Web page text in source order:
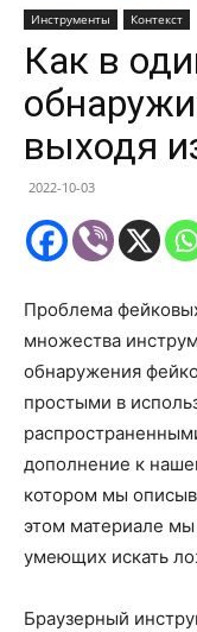
Инструменты Контекст
Как в
выходя
2022-10-03
Проблема
множества
обнаружения
простыми в
дополнение к
котором мы
этом материале
умеющих искать
Браузерный